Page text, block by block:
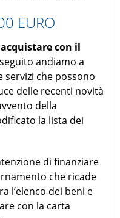
EURO
con il
andiamo a
che possono
delle recenti novità
della
la lista dei
di finanziare
che ricade
l’elenco dei beni e
con la carta